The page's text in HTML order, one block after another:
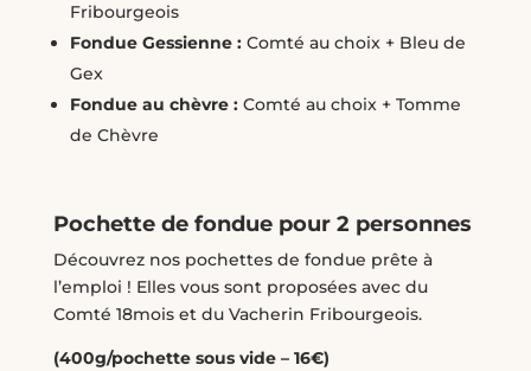
Fribourgeois
Fondue Gessienne :Comté au choix + Bleu de
Gex
Fondue au chèvre :Comté au choix + Tomme
de Chèvre
Pochette de fondue pour 2 personnes
Découvrez nos pochettes de fondue prête à
l’emploi ! Elles vous sont proposées avec du
Comté 18mois et du Vacherin Fribourgeois.
(400g/pochette sous vide – 16€)